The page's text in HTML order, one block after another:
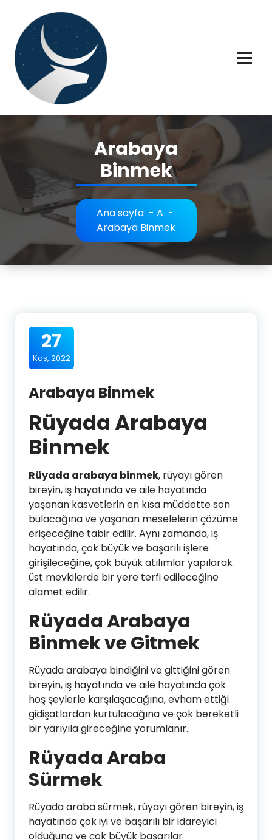
Arabaya
Binmek
Ana sayfa- A -
Arabaya Binmek
27
Kas, 2022
Arabaya Binmek
Rüyada Arabaya
Binmek
Rüyada arabaya binmek, rüyayı gören
bireyin, iş hayatında ve aile hayatında
yaşanan kasvetlerin en kısa müddette son
bulacağına ve yaşanan meselelerin çözüme
erişeceğine tabir edilir. Aynı zamanda, iş
hayatında, çok büyük ve başarılı işlere
girişileceğine, çok büyük atılımlar yapılarak
üst mevkilerde bir yere terfi edileceğine
alamet edilir.
Rüyada Arabaya
Binmek ve Gitmek
Rüyada arabaya bindiğini ve gittiğini gören
bireyin, iş hayatında ve aile hayatında çok
hoş şeylerle karşılaşacağına, evham ettiği
gidişatlardan kurtulacağına ve çok bereketli
bir yarıyıla gireceğine yorumlanır.
Rüyada Araba
Sürmek
Rüyada araba sürmek, rüyayı gören bireyin, iş
hayatında çok iyi ve başarılı bir idareyici
olduğuna ve çok büyük başarılar